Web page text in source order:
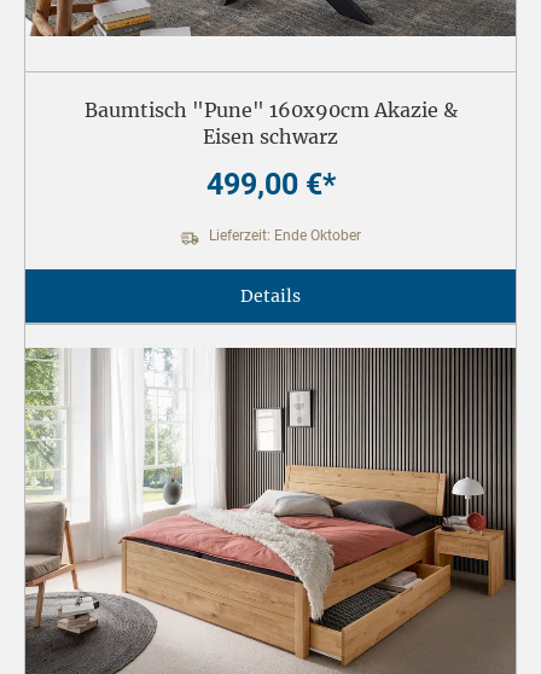
Baumtisch "Pune" 160x90cm Akazie &
Eisen schwarz
499,00 €*
Lieferzeit: Ende Oktober
Details